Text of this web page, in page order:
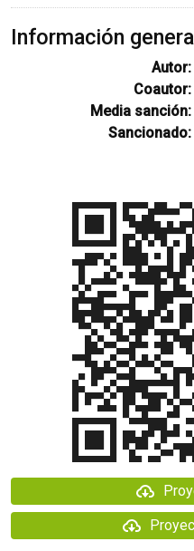
Información general
Autor:
Coautor:
Media sanción:
Sancionado: